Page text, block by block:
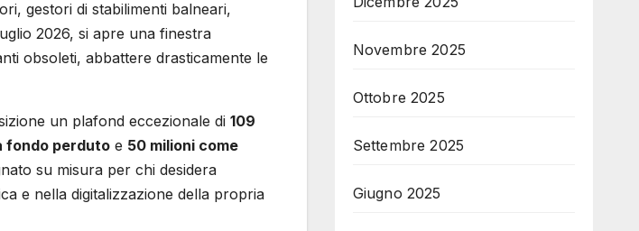
gestori di stabilimenti balneari,
2026, si apre una finestra
obsoleti, abbattere drasticamente le
un plafond eccezionale di 109
fondo perduto e 50 milioni come
su misura per chi desidera
e nella digitalizzazione della propria
Novembre 2025
Ottobre 2025
Settembre 2025
Giugno 2025